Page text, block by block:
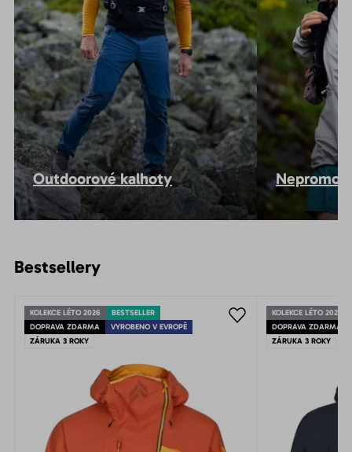
Outdoorové kalhoty
Bestsellery
KOLEKCE LÉTO 2026
BESTSELLER
DOPRAVA ZDARMA
VYROBENO V EVROPĚ
ZÁRUKA 3 ROKY
KOLEKCE LÉTO 2026
DOPRAVA ZDARMA
ZÁRUKA 3 ROKY